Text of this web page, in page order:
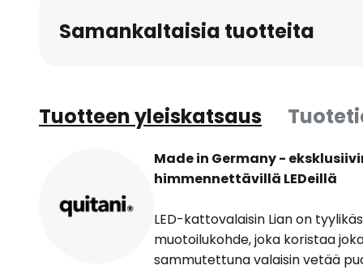
Samankaltaisia tuotteita
Tuotteen yleiskatsaus
Made in Germany -
himmennettävillä LEDeillä
LED-kattovalaisin Lian on
muotoilukohde, joka koristaa
sammutettuna valaisin vetää